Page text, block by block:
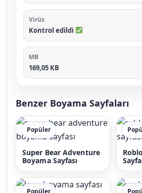
Virüs
Kontrol edildi
MB
169,05 KB
Benzer Boyama Sayfaları
Popüler
Super Bear Adventure
Boyama Sayfası
Popüler